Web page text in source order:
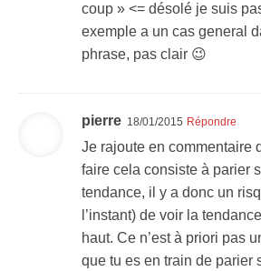
coup » <= désolé je suis
exemple a un cas general
phrase, pas clair 😉
pierre 18/01/2015 Répondre
Je rajoute en commentaire
faire cela consiste à parier
tendance, il y a donc un
l’instant) de voir la
haut. Ce n’est à priori pas
que tu es en train de parier